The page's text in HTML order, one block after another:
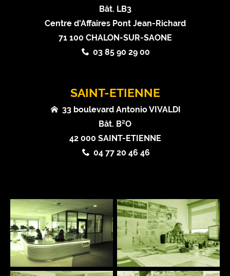
Bât. LB3
Centre d'Affaires Pont Jean-Richard
71 100 CHALON-SUR-SAONE
03 85 90 29 00
SAINT-ETIENNE
33 boulevard Antonio VIVALDI
Bât. B²O
42 000 SAINT-ETIENNE
04 77 20 46 46